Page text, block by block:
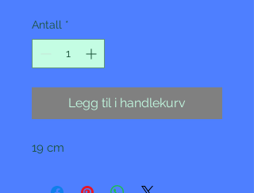
Antall *
Legg til i handlekurv
19 cm